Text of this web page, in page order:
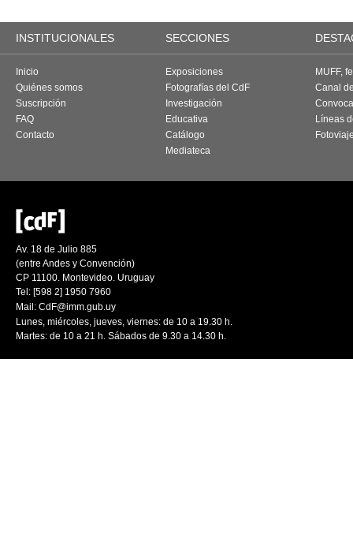
INSTITUCIONALES SECCIONES
Inicio
Quiénes somos
Suscripción
FAQ
Contacto
Exposiciones
Fotografías del CdF
Investigación
Educativa
Catálogo
Mediateca
MUFF,
Canal
Líneas
Av. 18 de Julio 885
(entre Andes y Convención)
CP 11100. Montevideo. Uruguay
Tel: [598 2] 1950 7960
Mail: CdF@imm.gub.uy
Lunes, miércoles, jueves, viernes: de 10 a 19.30 h.
Martes: de 10 a 21 h. Sábados de 9.30 a 14.30 h.